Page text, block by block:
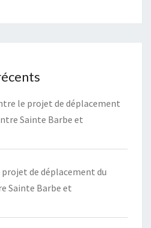
le projet de déplacement
Sainte Barbe et
de déplacement du
Sainte Barbe et